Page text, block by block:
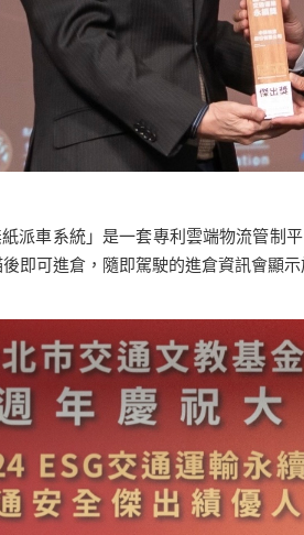
派車系統」是一套專利雲端物流管制
即可進倉，隨即駕駛的進倉資訊會顯